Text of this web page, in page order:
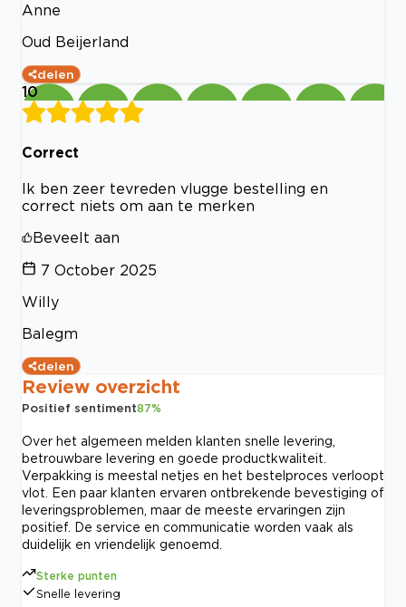
Anne
Oud Beijerland
delen
10
Correct
Ik ben zeer tevreden vlugge bestelling en
correct niets om aan te merken
Beveelt aan
7 October 2025
Willy
Balegm
delen
Review overzicht
Positief sentiment87%
Over het algemeen melden klanten snelle levering,
betrouwbare levering en goede productkwaliteit.
Verpakking is meestal netjes en het bestelproces verloopt
vlot. Een paar klanten ervaren ontbrekende bevestiging of
leveringsproblemen, maar de meeste ervaringen zijn
positief. De service en communicatie worden vaak als
duidelijk en vriendelijk genoemd.
Sterke punten
Snelle levering